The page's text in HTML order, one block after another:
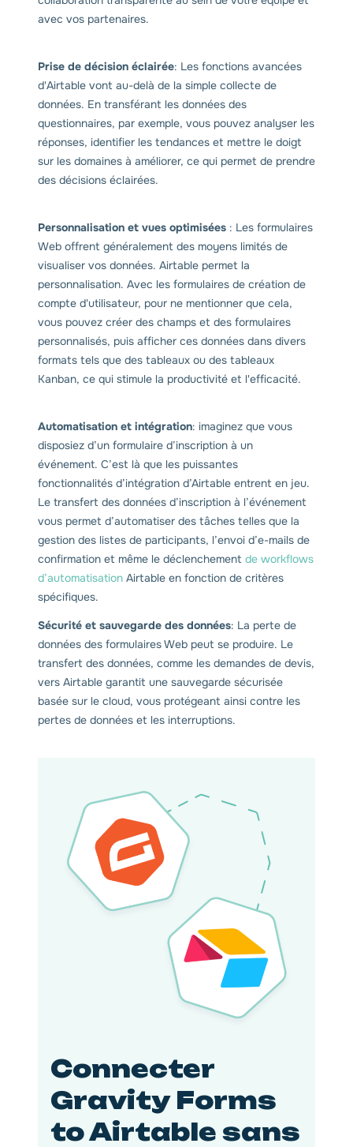
avec vos partenaires.
Prise de décision éclairée: Les fonctions avancées
d'Airtable vont au-delà de la simple collecte de
données. En transférant les données des
questionnaires, par exemple, vous pouvez analyser les
réponses, identifier les tendances et mettre le doigt
sur les domaines à améliorer, ce qui permet de prendre
des décisions éclairées.
Personnalisation et vues optimisées : Les formulaires
Web offrent généralement des moyens limités de
visualiser vos données. Airtable permet la
personnalisation. Avec les formulaires de création de
compte d'utilisateur, pour ne mentionner que cela,
vous pouvez créer des champs et des formulaires
personnalisés, puis afficher ces données dans divers
formats tels que des tableaux ou des tableaux
Kanban, ce qui stimule la productivité et l'efficacité.
Automatisation et intégration: imaginez que vous
disposiez d’un formulaire d’inscription à un
événement. C’est là que les puissantes
fonctionnalités d’intégration d’Airtable entrent en jeu.
Le transfert des données d’inscription à l’événement
vous permet d’automatiser des tâches telles que la
gestion des listes de participants, l’envoi d’e-mails de
confirmation et même le déclenchement de workflows
d’automatisation Airtable en fonction de critères
spécifiques.
Sécurité et sauvegarde des données: La perte de
données des formulaires Web peut se produire. Le
transfert des données, comme les demandes de devis,
vers Airtable garantit une sauvegarde sécurisée
basée sur le cloud, vous protégeant ainsi contre les
pertes de données et les interruptions.
Connecter
Gravity Forms
to Airtable sans